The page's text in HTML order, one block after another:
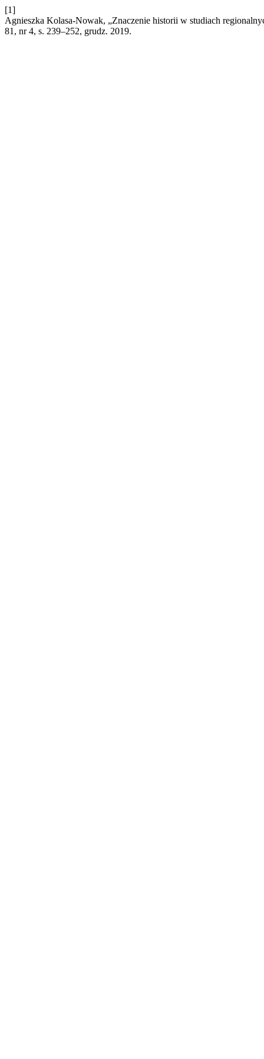
[1]
Agnieszka Kolasa-Nowak, „Znaczenie historii w studiach
81, nr 4, s. 239–252, grudz. 2019.